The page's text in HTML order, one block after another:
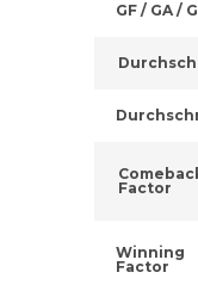
GF / GA /
Factor
Winning
Factor